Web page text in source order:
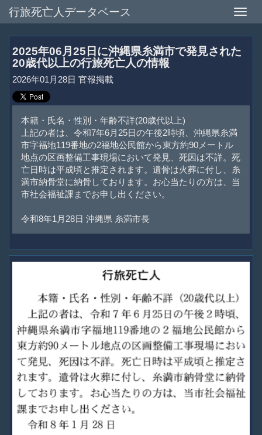
Toggle
行旅死亡人データベース
2025年06月25日に沖縄県糸満市で発見された
20歳代以上の行旅死亡人の情報
2026年01月28日 官報掲載
本籍・氏名・性別・年齢不詳(20歳代以上)
上記の者は、令和7年6月25日の午後2時頃、沖縄県糸満
市字福地119番地の2福地公民館から東方約90メートル
地点の区画整備工事現場において発見、死因は不詳。死
亡日時は平成頃と推定されます。遺骨は火葬に付し、糸
満市納骨堂に納骨しております。お心当たりの方は、当
市社会福祉課までお申し出ください。
令和8年1月28日 沖縄県 糸満市長